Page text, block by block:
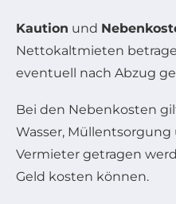
Kaution und
Nettokaltmieten
eventuell nach Abzug
Bei den Nebenkosten
Wasser,
Vermieter getragen
Geld kosten können.